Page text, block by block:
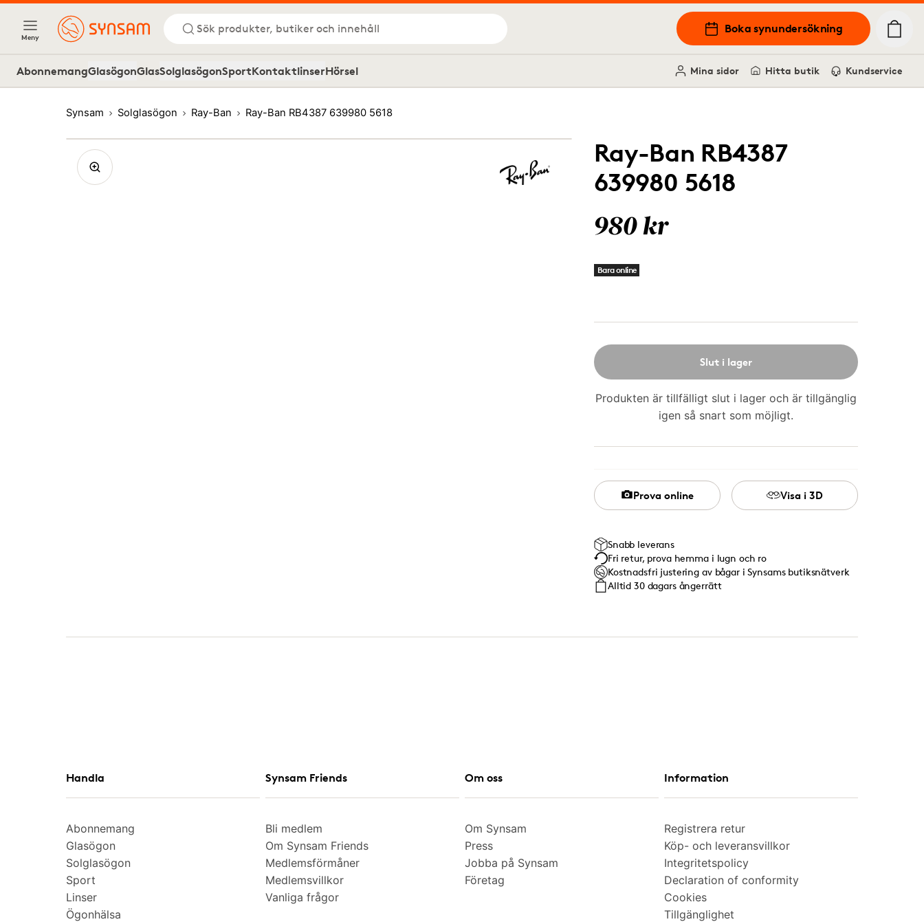
Meny
Sök produkter, butiker och innehåll Boka synundersökning
AbonnemangGlasögonGlasSolglasögonSportKontaktlinserHörsel Mina sidor Hitta butik Kundservice
Synsam Solglasögon Ray-Ban Ray-Ban RB4387 639980 5618
Ray-Ban RB4387
639980 5618
980 kr
Bara online
Slut i lager
Produkten är tillfälligt slut i lager och är tillgänglig
igen så snart som möjligt.
Prova online Visa i 3D
Snabb leverans
Fri retur, prova hemma i lugn och ro
Kostnadsfri justering av bågar i Synsams butiksnätverk
Alltid 30 dagars ångerrätt
Handla
Abonnemang
Glasögon
Solglasögon
Sport
Linser
Ögonhälsa
Synsam Friends
Bli medlem
Om Synsam Friends
Medlemsförmåner
Medlemsvillkor
Vanliga frågor
Om oss
Om Synsam
Press
Jobba på Synsam
Företag
Information
Registrera retur
Köp- och leveransvillkor
Integritetspolicy
Declaration of conformity
Cookies
Tillgänglighet